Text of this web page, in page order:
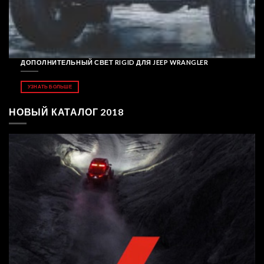
ДОПОЛНИТЕЛЬНЫЙ СВЕТ RIGID ДЛЯ JEEP WRANGLER
УЗНАТЬ БОЛЬШЕ
НОВЫЙ КАТАЛОГ 2018